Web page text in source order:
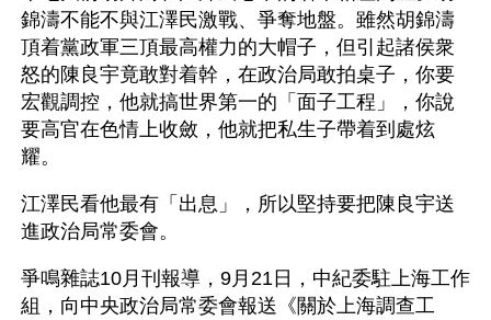
錦濤不能不與江澤民激戰、爭奪地盤。雖然胡錦濤
頂着黨政軍三頂最高權力的大帽子，但引起諸侯衆
怒的陳良宇竟敢對着幹，在政治局敢拍桌子，你要
宏觀調控，他就搞世界第一的「面子工程」，你說
要高官在色情上收斂，他就把私生子帶着到處炫
耀。
江澤民看他最有「出息」，所以堅持要把陳良宇送
進政治局常委會。
爭鳴雜誌10月刊報導，9月21日，中紀委駐上海工作
組，向中央政治局常委會報送《關於上海調查工